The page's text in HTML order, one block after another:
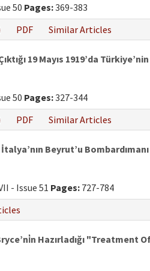
50 Pages:369-383
PDF Similar Articles
19 Mayıs 1919’da
50 Pages:327-344
PDF Similar Articles
Beyrut’u Bombardımanı
- Issue 51 Pages: 727-784
Hazırladığı "Treatment